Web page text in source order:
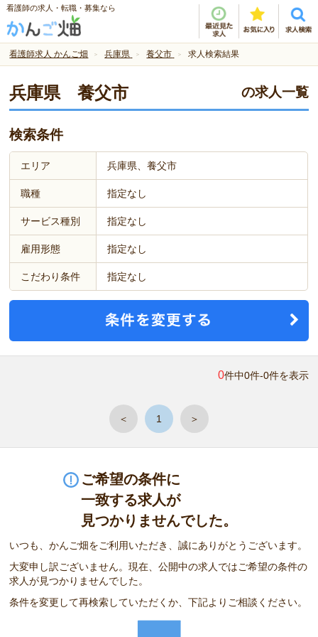
看護師の求人・転職・募集なら
看護師求人 かんご畑 兵庫県 養父市 求人検索結果
兵庫県 養父市 の求人一覧
検索条件
エリア 兵庫県、養父市
職種 指定なし
サービス種別 指定なし
雇用形態 指定なし
こだわり条件 指定なし
0件中0件-0件を表示
＜ 1 ＞
ご希望の条件に
一致する求人が
見つかりませんでした。
いつも、かんご畑をご利用いただき、誠にありがとうございます。
大変申し訳ございません。現在、公開中の求人ではご希望の条件の
求人が見つかりませんでした。
条件を変更して再検索していただくか、下記よりご相談ください。